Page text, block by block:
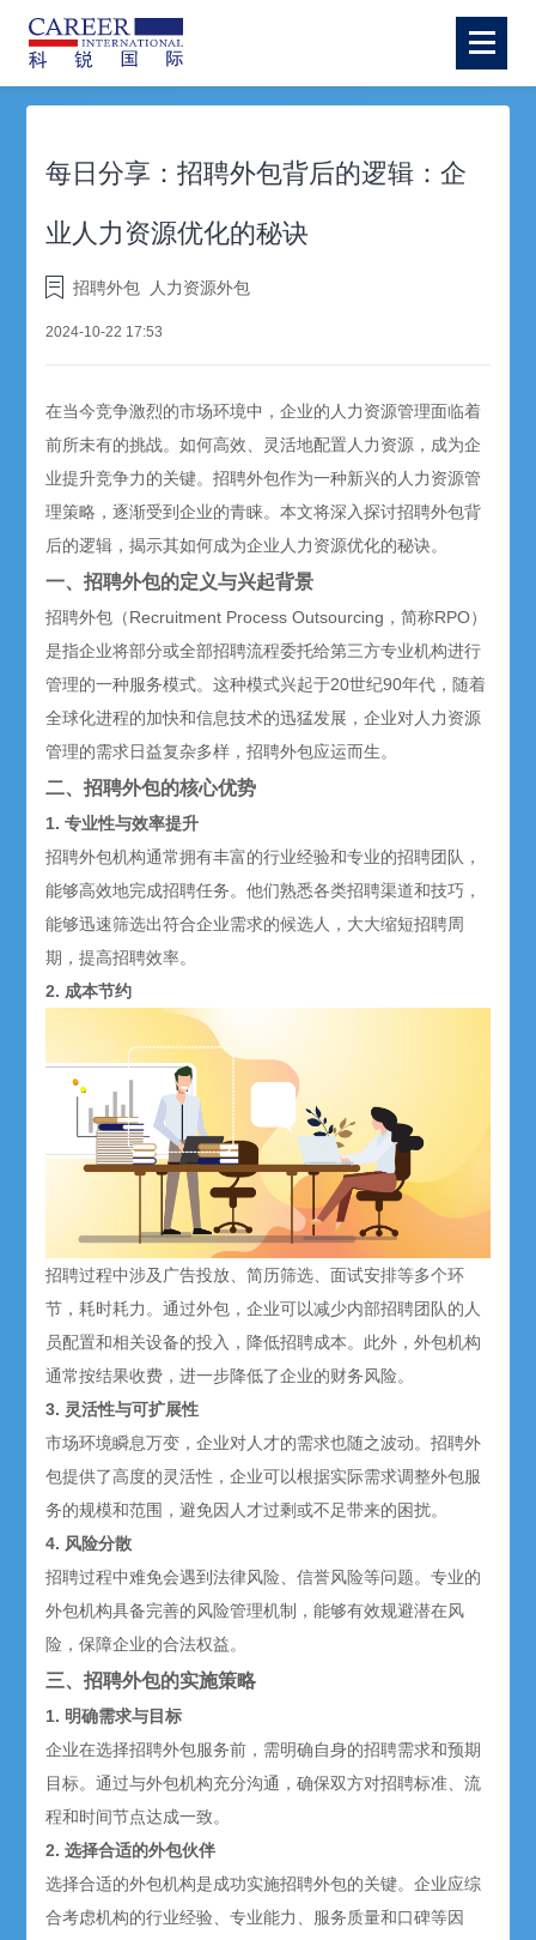
每日分享：招聘外包背后的逻辑：企
业人力资源优化的秘诀
招聘外包 人力资源外包
2024-10-22 17:53
在当今竞争激烈的市场环境中，企业的人力资源管理面临着
前所未有的挑战。如何高效、灵活地配置人力资源，成为企
业提升竞争力的关键。招聘外包作为一种新兴的人力资源管
理策略，逐渐受到企业的青睐。本文将深入探讨招聘外包背
后的逻辑，揭示其如何成为企业人力资源优化的秘诀。
一、招聘外包的定义与兴起背景
招聘外包 （Recruitment Process Outsourcing，简称RPO）
是指企业将部分或全部招聘流程委托给第三方专业机构进行
管理的一种服务模式。这种模式兴起于20世纪90年代，随着
全球化进程的加快和信息技术的迅猛发展，企业对人力资源
管理的需求日益复杂多样，招聘外包应运而生。
二、招聘外包的核心优势
1. 专业性与效率提升
招聘外包机构通常拥有丰富的行业经验和专业的招聘团队，
能够高效地完成招聘任务。他们熟悉各类招聘渠道和技巧，
能够迅速筛选出符合企业需求的候选人，大大缩短招聘周
期，提高招聘效率。
2. 成本节约
招聘过程中涉及广告投放、简历筛选、面试安排等多个环
节，耗时耗力。通过外包，企业可以减少内部招聘团队的人
员配置和相关设备的投入，降低招聘成本。此外，外包机构
通常按结果收费，进一步降低了企业的财务风险。
3. 灵活性与可扩展性
市场环境瞬息万变，企业对人才的需求也随之波动。招聘外
包提供了高度的灵活性，企业可以根据实际需求调整外包服
务的规模和范围，避免因人才过剩或不足带来的困扰。
4. 风险分散
招聘过程中难免会遇到法律风险、信誉风险等问题。专业的
外包机构具备完善的风险管理机制，能够有效规避潜在风
险，保障企业的合法权益。
三、招聘外包的实施策略
1. 明确需求与目标
企业在选择招聘外包服务前，需明确自身的招聘需求和预期
目标。通过与外包机构充分沟通，确保双方对招聘标准、流
程和时间节点达成一致。
2. 选择合适的外包伙伴
选择合适的外包机构是成功实施招聘外包的关键。企业应综
合考虑机构的行业经验、专业能力、服务质量和口碑等因